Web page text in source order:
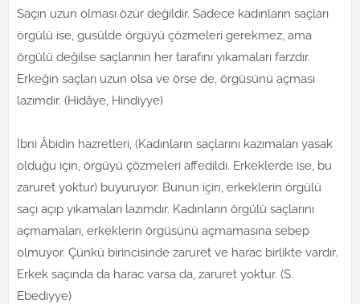
Saçın uzun olması özür değildir. Sadece kadınların saçları
örgülü ise, gusülde örgüyü çözmeleri gerekmez, ama
örgülü değilse saçlarının her tarafını yıkamaları farzdır.
Erkeğin saçları uzun olsa ve örse de, örgüsünü açması
lazımdır. (Hidâye, Hindiyye)
İbni Âbidin hazretleri, (Kadınların saçlarını kazımaları yasak
olduğu için, örgüyü çözmeleri affedildi. Erkeklerde ise, bu
zaruret yoktur) buyuruyor. Bunun için, erkeklerin örgülü
saçı açıp yıkamaları lazımdır. Kadınların örgülü saçlarını
açmamaları, erkeklerin örgüsünü açmamasına sebep
olmuyor. Çünkü birincisinde zaruret ve harac birlikte vardır.
Erkek saçında da harac varsa da, zaruret yoktur. (S.
Ebediyye)